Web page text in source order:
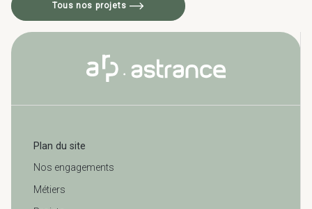
Tous nos projets
Plan du site
Nos engagements
Métiers